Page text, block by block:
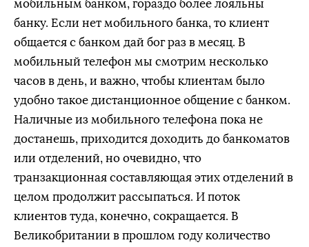
мобильным банком, гораздо более лояльны
банку. Если нет мобильного банка, то клиент
общается с банком дай бог раз в месяц. В
мобильный телефон мы смотрим несколько
часов в день, и важно, чтобы клиентам было
удобно такое дистанционное общение с банком.
Наличные из мобильного телефона пока не
достанешь, приходится доходить до банкоматов
или отделений, но очевидно, что
транзакционная составляющая этих отделений в
целом продолжит рассыпаться. И поток
клиентов туда, конечно, сокращается. В
Великобритании в прошлом году количество